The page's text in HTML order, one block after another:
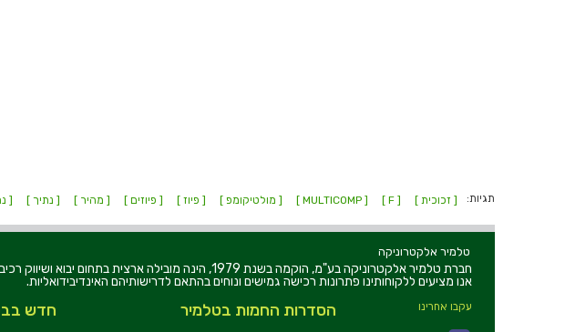
תגיות: [ זכוכית ] [ F ]
[ MULTICOMP ] [ מולטיקומפ ] [ פיוז ] [ פיוזים ] [ מהיר ] [ נתיך ] [
טלמיר אלקטרוניקה
חברת טלמיר אלקטרוניקה בע"מ, הוקמה בשנת 1979, הינה
אנו מציעים ללקוחותינו פתרונות רכישה גמישים ונוחים בהתאם לדרישותיהם האינדיבידואליות.
עקבו אחרינו חדש הסדרות החמות בטלמיר